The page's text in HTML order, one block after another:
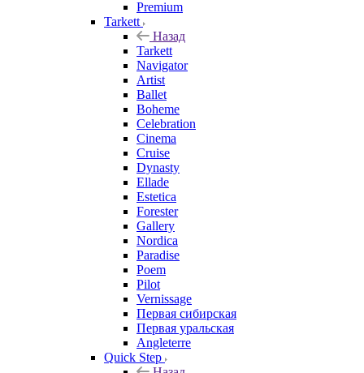
Premium
Tarkett
Назад
Tarkett
Navigator
Artist
Ballet
Boheme
Celebration
Cinema
Cruise
Dynasty
Ellade
Estetica
Forester
Gallery
Nordica
Paradise
Poem
Pilot
Vernissage
Первая сибирская
Первая уральская
Angleterre
Quick Step